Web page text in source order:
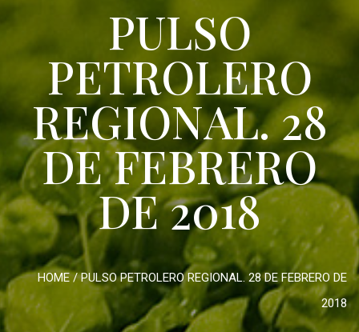
PULSO
PETROLERO
REGIONAL. 28
DE FEBRERO
DE 2018
HOME/PULSO PETROLERO REGIONAL. 28 DE FEBRERO DE
2018